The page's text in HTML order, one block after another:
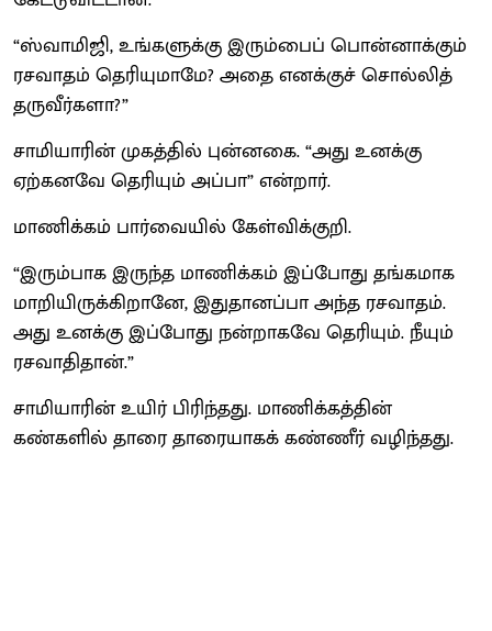
“ஸ்வாமிஜி, உங்களுக்கு இரும்பைப் பொன்னாக்கும்
ரசவாதம் தெரியுமாமே? அதை எனக்குச் சொல்லித்
தருவீர்களா?”
சாமியாரின் முகத்தில் புன்னகை. “அது உனக்கு
ஏற்கனவே தெரியும் அப்பா” என்றார்.
மாணிக்கம் பார்வையில் கேள்விக்குறி.
“இரும்பாக இருந்த மாணிக்கம் இப்போது தங்கமாக
மாறியிருக்கிறானே, இதுதானப்பா அந்த ரசவாதம்.
அது உனக்கு இப்போது நன்றாகவே தெரியும். நீயும்
ரசவாதிதான்.”
சாமியாரின் உயிர் பிரிந்தது. மாணிக்கத்தின்
கண்களில் தாரை தாரையாகக் கண்ணீர் வழிந்தது.